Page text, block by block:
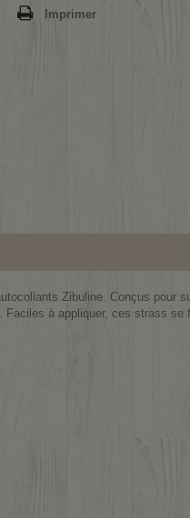
Imprimer
Zibuline. Conçus
à appliquer, ces strass se